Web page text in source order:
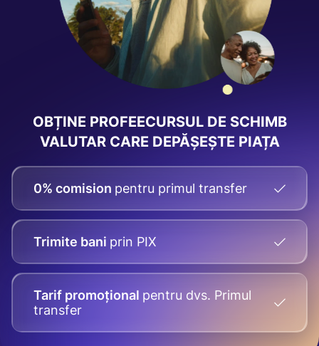
OBȚINE PROFEECURSUL DE SCHIMB
VALUTARCARE DEPĂȘEȘTE PIAȚA
0% comision pentru primul transfer
Trimite bani prin PIX
Tarif promoțional pentru dvs. Primul
transfer